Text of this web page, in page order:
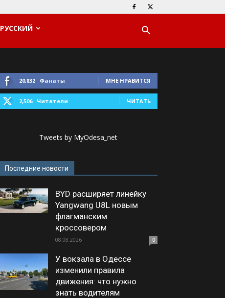
РУССКИЙ
20,832 Фанаты МНЕ НРАВИТСЯ
2,506 Читатели ЧИТАТЬ
Tweets by MyOdesa_net
Последние новости
BYD расширяет линейку
Yangwang U8L новым
флагманским
кроссовером
08.08.2026 0
У вокзала в Одессе
изменили правила
движения: что нужно
знать водителям